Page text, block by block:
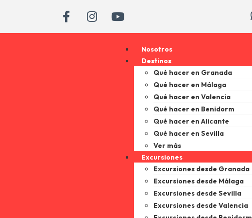
Nosotros
Destinos
Qué hacer en Granada
Qué hacer en Málaga
Qué hacer en Valencia
Qué hacer en Benidorm
Qué hacer en Alicante
Qué hacer en Sevilla
Ver más
Excursiones
Excursiones desde Granada
Excursiones desde Málaga
Excursiones desde Sevilla
Excursiones desde Valencia